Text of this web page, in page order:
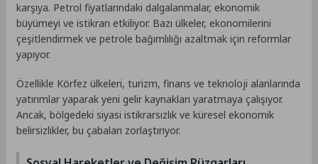
karşıya. Petrol fiyatlarındaki dalgalanmalar, ekonomik
büyümeyi ve istikrarı etkiliyor. Bazı ülkeler, ekonomilerini
çeşitlendirmek ve petrole bağımlılığı azaltmak için reformlar
yapıyor.
Özellikle Körfez ülkeleri, turizm, finans ve teknoloji alanlarında
yatırımlar yaparak yeni gelir kaynakları yaratmaya çalışıyor.
Ancak, bölgedeki siyasi istikrarsızlık ve küresel ekonomik
belirsizlikler, bu çabaları zorlaştırıyor.